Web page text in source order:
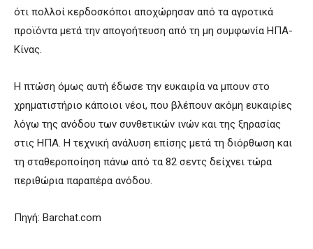
ότι πολλοί κερδοσκόποι αποχώρησαν από τα αγροτικά
προϊόντα μετά την απογοήτευση από τη μη συμφωνία ΗΠΑ-
Κίνας.
Η πτώση όμως αυτή έδωσε την ευκαιρία να μπουν στο
χρηματιστήριο κάποιοι νέοι, που βλέπουν ακόμη ευκαιρίες
λόγω της ανόδου των συνθετικών ινών και της ξηρασίας
στις ΗΠΑ. Η τεχνική ανάλυση επίσης μετά τη διόρθωση και
τη σταθεροποίηση πάνω από τα 82 σεντς δείχνει τώρα
περιθώρια παραπέρα ανόδου.
Πηγή: Barchat.com